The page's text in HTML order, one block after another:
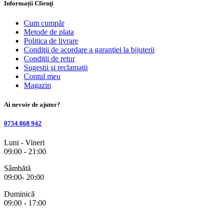
Informații Clienţi
Cum cumpăr
Metode de plata
Politica de livrare
Condiţii de acordare a garanţiei la bijuterii
Condiţii de retur
Sugestii şi reclamaţii
Contul meu
Magazin
Ai nevoie de ajutor?
0754 868 942
Luni - Vineri
09:00 - 21:00
Sâmbătă
09:00- 20:00
Duminică
09:00 - 17:00